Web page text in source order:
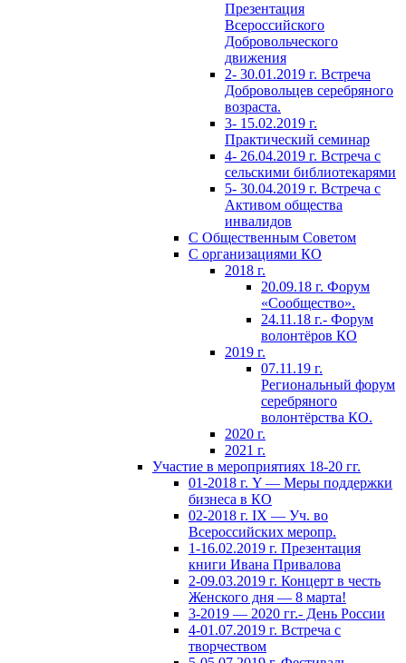
Презентация
Всероссийского
Добровольческого
движения
2- 30.01.2019 г. Встреча
Добровольцев серебряного
возраста.
3- 15.02.2019 г.
Практический семинар
4- 26.04.2019 г. Встреча с
сельскими библиотекарями
5- 30.04.2019 г. Встреча с
Активом общества
инвалидов
С Общественным Советом
С организациями КО
2018 г.
20.09.18 г. Форум
«Сообщество».
24.11.18 г.- Форум
волонтёров КО
2019 г.
07.11.19 г.
Региональный форум
серебряного
волонтёрства КО.
2020 г.
2021 г.
Участие в мероприятиях 18-20 гг.
01-2018 г. Y — Меры поддержки
бизнеса в КО
02-2018 г. IX — Уч. во
Всероссийских меропр.
1-16.02.2019 г. Презентация
книги Ивана Привалова
2-09.03.2019 г. Концерт в честь
Женского дня — 8 марта!
3-2019 — 2020 гг.- День России
4-01.07.2019 г. Встреча с
творчеством